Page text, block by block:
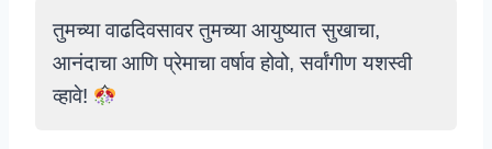
तुमच्या वाढदिवसावर तुमच्या आयुष्यात सुखाचा,
आनंदाचा आणि प्रेमाचा वर्षाव होवो, सर्वांगीण यशस्वी
व्हावे!